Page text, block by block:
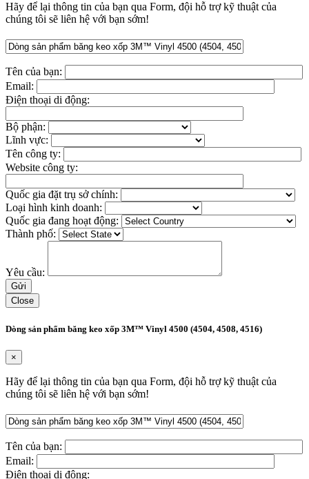
Hãy để lại thông tin của bạn qua Form, đội hỗ trợ kỹ thuật của
chúng tôi sẽ liên hệ với bạn sớm!
Tên của bạn:
Email:
Điện thoại di động:
Bộ phận:
Lĩnh vực:
Tên công ty:
Website công ty:
Quốc gia đặt trụ sở chính:
Loại hình kinh doanh:
Quốc gia đang hoạt động:
Thành phố:
Yêu cầu:
Close
Dòng sản phẩm băng keo xốp 3M™ Vinyl 4500 (4504, 4508, 4516)
×
Hãy để lại thông tin của bạn qua Form, đội hỗ trợ kỹ thuật của
chúng tôi sẽ liên hệ với bạn sớm!
Tên của bạn:
Email:
Điện thoại di động: